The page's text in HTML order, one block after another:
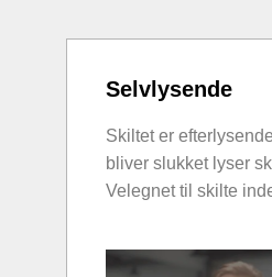
Selvlysende
Skiltet er
bliver slukket lyser
Velegnet til skilte